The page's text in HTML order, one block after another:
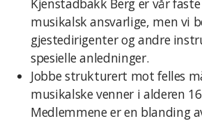
Kjenstadbakk Berg er vår
musikalsk ansvarlige, men vi
gjestedirigenter og andre
spesielle anledninger.
Jobbe strukturert mot felles
musikalske venner i alderen
Medlemmene er en blanding